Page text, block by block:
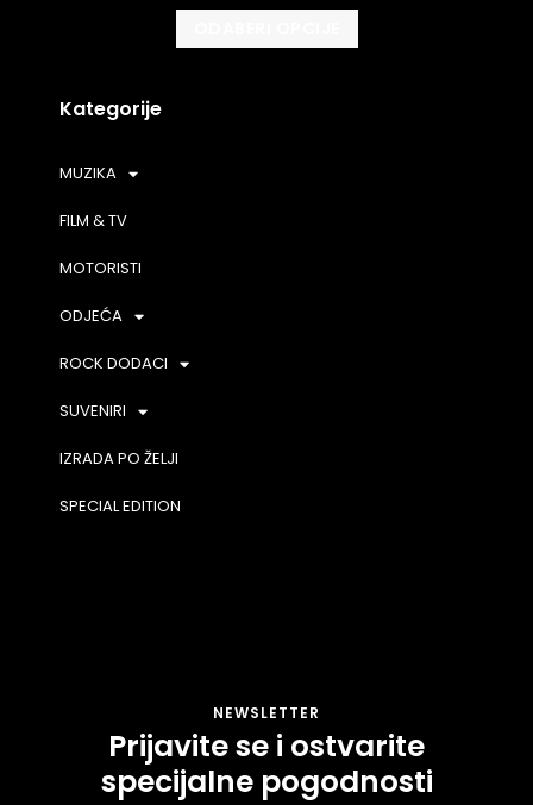
Kategorije
MUZIKA
FILM & TV
MOTORISTI
ODJEĆA
ROCK DODACI
SUVENIRI
IZRADA PO ŽELJI
SPECIAL EDITION
NEWSLETTER
Prijavite se i ostvarite
specijalne pogodnosti